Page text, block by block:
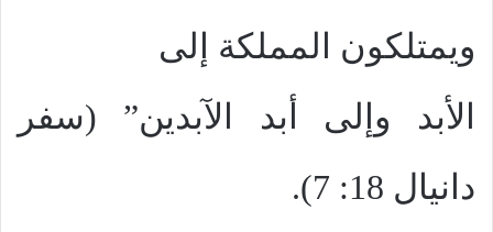
ويمتلكون المملكة إلى
الأبد وإلى أبد الآبدين” (سفر
دانيال 18: 7).